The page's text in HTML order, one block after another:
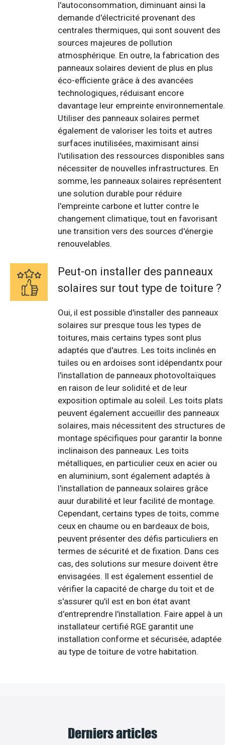
l'autoconsommation, diminuant ainsi la
demande d'électricité provenant des
centrales thermiques, qui sont souvent des
sources majeures de pollution
atmosphérique. En outre, la fabrication des
panneaux solaires devient de plus en plus
éco-efficiente grâce à des avancées
technologiques, réduisant encore
davantage leur empreinte environnementale.
Utiliser des panneaux solaires permet
également de valoriser les toits et autres
surfaces inutilisées, maximisant ainsi
l'utilisation des ressources disponibles sans
nécessiter de nouvelles infrastructures. En
somme, les panneaux solaires représentent
une solution durable pour réduire
l'empreinte carbone et lutter contre le
changement climatique, tout en favorisant
une transition vers des sources d'énergie
renouvelables.
Peut-on installer des panneaux
solaires sur tout type de toiture ?
Oui, il est possible d'installer des panneaux
solaires sur presque tous les types de
toitures, mais certains types sont plus
adaptés que d'autres. Les toits inclinés en
tuiles ou en ardoises sont idépendantx pour
l'installation de panneaux photovoltaïques
en raison de leur solidité et de leur
exposition optimale au soleil. Les toits plats
peuvent également accueillir des panneaux
solaires, mais nécessitent des structures de
montage spécifiques pour garantir la bonne
inclinaison des panneaux. Les toits
métalliques, en particulier ceux en acier ou
en aluminium, sont également adaptés à
l'installation de panneaux solaires grâce
auur durabilité et leur facilité de montage.
Cependant, certains types de toits, comme
ceux en chaume ou en bardeaux de bois,
peuvent présenter des défis particuliers en
termes de sécurité et de fixation. Dans ces
cas, des solutions sur mesure doivent être
envisagées. Il est également essentiel de
vérifier la capacité de charge du toit et de
s'assurer qu'il est en bon état avant
d'entreprendre l'installation. Faire appel à un
installateur certifié RGE garantit une
installation conforme et sécurisée, adaptée
au type de toiture de votre habitation.
Derniers articles